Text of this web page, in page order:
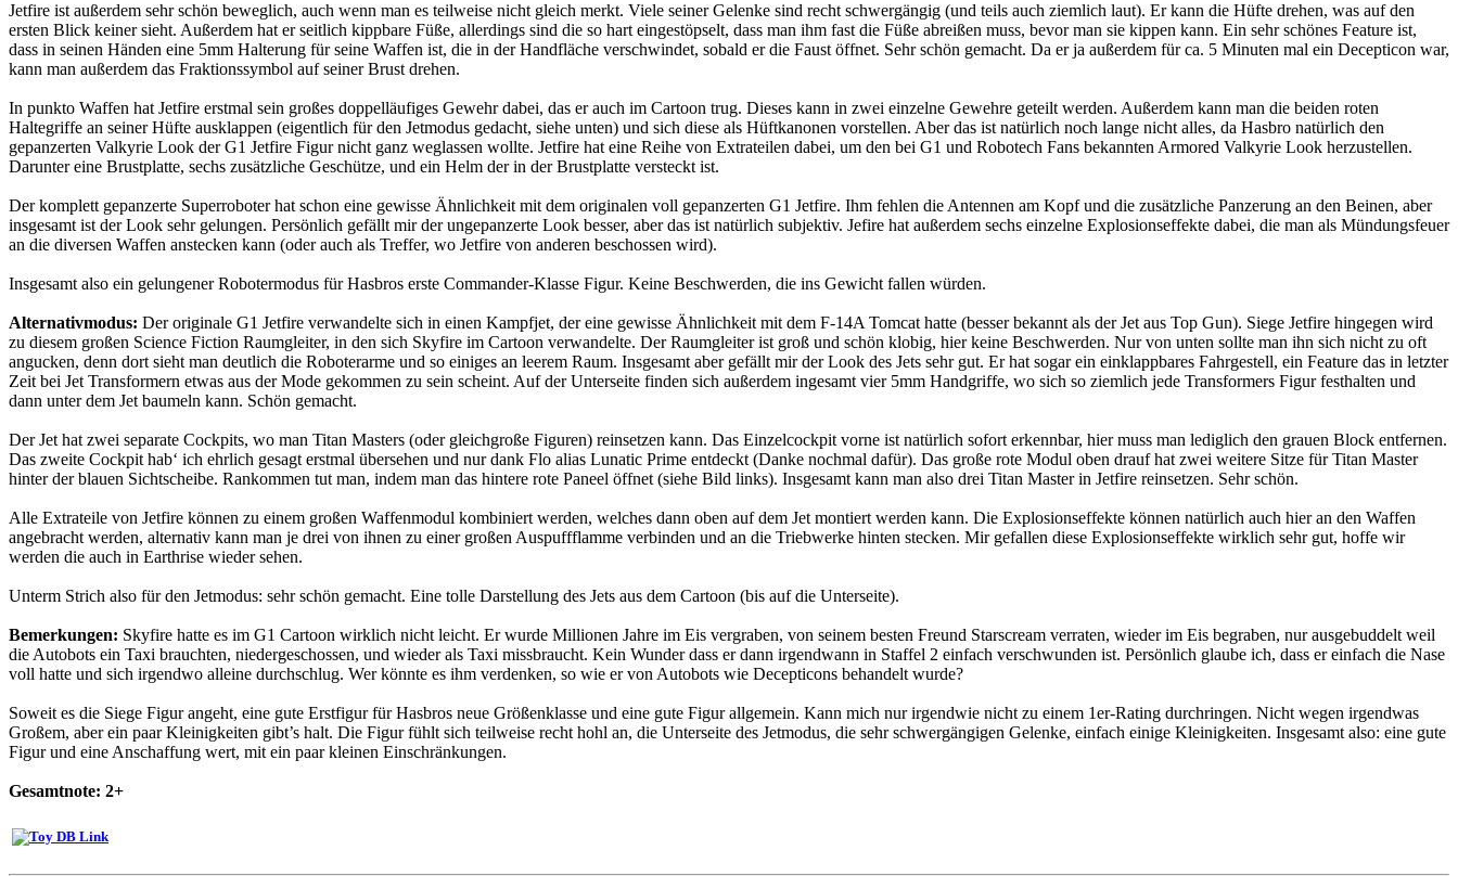
Jetfire ist außerdem sehr schön beweglich, auch wenn man es teilweise nicht gleich merkt. Viele seiner Gelenke sind recht schwergängig (und teils auch ziemlich laut). Er kann die Hüfte drehen, was auf den
ersten Blick keiner sieht. Außerdem hat er seitlich kippbare Füße, allerdings sind die so hart eingestöpselt, dass man ihm fast die Füße abreißen muss, bevor man sie kippen kann. Ein sehr schönes Feature ist,
dass in seinen Händen eine 5mm Halterung für seine Waffen ist, die in der Handfläche verschwindet, sobald er die Faust öffnet. Sehr schön gemacht. Da er ja außerdem für ca. 5 Minuten mal ein Decepticon war,
kann man außerdem das Fraktionssymbol auf seiner Brust drehen.
In punkto Waffen hat Jetfire erstmal sein großes doppelläufiges Gewehr dabei, das er auch im Cartoon trug. Dieses kann in zwei einzelne Gewehre geteilt werden. Außerdem kann man die beiden roten
Haltegriffe an seiner Hüfte ausklappen (eigentlich für den Jetmodus gedacht, siehe unten) und sich diese als Hüftkanonen vorstellen. Aber das ist natürlich noch lange nicht alles, da Hasbro natürlich den
gepanzerten Valkyrie Look der G1 Jetfire Figur nicht ganz weglassen wollte. Jetfire hat eine Reihe von Extrateilen dabei, um den bei G1 und Robotech Fans bekannten Armored Valkyrie Look herzustellen.
Darunter eine Brustplatte, sechs zusätzliche Geschütze, und ein Helm der in der Brustplatte versteckt ist.
Der komplett gepanzerte Superroboter hat schon eine gewisse Ähnlichkeit mit dem originalen voll gepanzerten G1 Jetfire. Ihm fehlen die Antennen am Kopf und die zusätzliche Panzerung an den Beinen, aber
insgesamt ist der Look sehr gelungen. Persönlich gefällt mir der ungepanzerte Look besser, aber das ist natürlich subjektiv. Jefire hat außerdem sechs einzelne Explosionseffekte dabei, die man als Mündungsfeuer
an die diversen Waffen anstecken kann (oder auch als Treffer, wo Jetfire von anderen beschossen wird).
Insgesamt also ein gelungener Robotermodus für Hasbros erste Commander-Klasse Figur. Keine Beschwerden, die ins Gewicht fallen würden.
Alternativmodus: Der originale G1 Jetfire verwandelte sich in einen Kampfjet, der eine gewisse Ähnlichkeit mit dem F-14A Tomcat hatte (besser bekannt als der Jet aus Top Gun). Siege Jetfire hingegen wird
zu diesem großen Science Fiction Raumgleiter, in den sich Skyfire im Cartoon verwandelte. Der Raumgleiter ist groß und schön klobig, hier keine Beschwerden. Nur von unten sollte man ihn sich nicht zu oft
angucken, denn dort sieht man deutlich die Roboterarme und so einiges an leerem Raum. Insgesamt aber gefällt mir der Look des Jets sehr gut. Er hat sogar ein einklappbares Fahrgestell, ein Feature das in letzter
Zeit bei Jet Transformern etwas aus der Mode gekommen zu sein scheint. Auf der Unterseite finden sich außerdem ingesamt vier 5mm Handgriffe, wo sich so ziemlich jede Transformers Figur festhalten und
dann unter dem Jet baumeln kann. Schön gemacht.
Der Jet hat zwei separate Cockpits, wo man Titan Masters (oder gleichgroße Figuren) reinsetzen kann. Das Einzelcockpit vorne ist natürlich sofort erkennbar, hier muss man lediglich den grauen Block entfernen.
Das zweite Cockpit hab‘ ich ehrlich gesagt erstmal übersehen und nur dank Flo alias Lunatic Prime entdeckt (Danke nochmal dafür). Das große rote Modul oben drauf hat zwei weitere Sitze für Titan Master
hinter der blauen Sichtscheibe. Rankommen tut man, indem man das hintere rote Paneel öffnet (siehe Bild links). Insgesamt kann man also drei Titan Master in Jetfire reinsetzen. Sehr schön.
Alle Extrateile von Jetfire können zu einem großen Waffenmodul kombiniert werden, welches dann oben auf dem Jet montiert werden kann. Die Explosionseffekte können natürlich auch hier an den Waffen
angebracht werden, alternativ kann man je drei von ihnen zu einer großen Auspuffflamme verbinden und an die Triebwerke hinten stecken. Mir gefallen diese Explosionseffekte wirklich sehr gut, hoffe wir
werden die auch in Earthrise wieder sehen.
Unterm Strich also für den Jetmodus: sehr schön gemacht. Eine tolle Darstellung des Jets aus dem Cartoon (bis auf die Unterseite).
Bemerkungen: Skyfire hatte es im G1 Cartoon wirklich nicht leicht. Er wurde Millionen Jahre im Eis vergraben, von seinem besten Freund Starscream verraten, wieder im Eis begraben, nur ausgebuddelt weil
die Autobots ein Taxi brauchten, niedergeschossen, und wieder als Taxi missbraucht. Kein Wunder dass er dann irgendwann in Staffel 2 einfach verschwunden ist. Persönlich glaube ich, dass er einfach die Nase
voll hatte und sich irgendwo alleine durchschlug. Wer könnte es ihm verdenken, so wie er von Autobots wie Decepticons behandelt wurde?
Soweit es die Siege Figur angeht, eine gute Erstfigur für Hasbros neue Größenklasse und eine gute Figur allgemein. Kann mich nur irgendwie nicht zu einem 1er-Rating durchringen. Nicht wegen irgendwas
Großem, aber ein paar Kleinigkeiten gibt’s halt. Die Figur fühlt sich teilweise recht hohl an, die Unterseite des Jetmodus, die sehr schwergängigen Gelenke, einfach einige Kleinigkeiten. Insgesamt also: eine gute
Figur und eine Anschaffung wert, mit ein paar kleinen Einschränkungen.
Gesamtnote: 2+